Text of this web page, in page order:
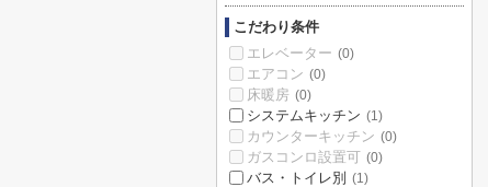
こだわり条件
エレベーター (0)
エアコン (0)
床暖房 (0)
システムキッチン (1)
カウンターキッチン (0)
ガスコンロ設置可 (0)
バス・トイレ別 (1)